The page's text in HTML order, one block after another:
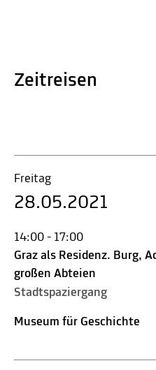
Zeitreisen
Freitag
28.05.2021
14:00 - 17:00
Graz als Residenz. Burg,
großen Abteien
Stadtspaziergang
Museum für Geschichte